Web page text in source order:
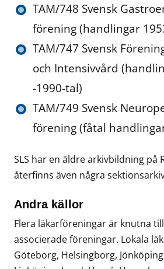
TAM/748 Svensk
förening (handlingar
TAM/747 Svensk
och Intensivvård
-1990-tal)
TAM/749 Svensk
förening (fåtal
SLS har en äldre arkivbildning på
återfinns även några
Andra källor
Flera läkarföreningar är knutna till
associerade föreningar. Lokala
Göteborg, Helsingborg,